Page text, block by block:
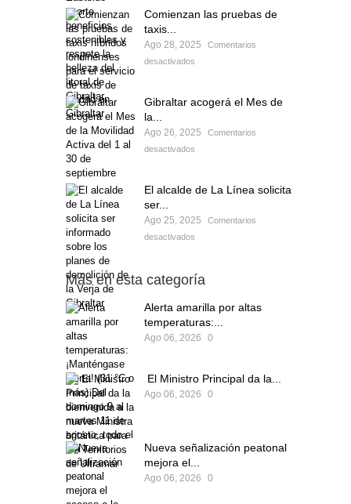
Comienzan las pruebas de
taxis...
Ago 28, 2025
Comentarios
desactivados
Gibraltar acogerá el Mes de
la...
Ago 26, 2025
Comentarios
desactivados
El alcalde de La Línea solicita
ser...
Ago 25, 2025
Comentarios
desactivados
Más en esta categoría
Alerta amarilla por altas
temperaturas:...
Ago 06, 2026 0
El Ministro Principal da la...
Ago 06, 2026 0
Nueva señalización peatonal
mejora el...
Ago 06, 2026 0